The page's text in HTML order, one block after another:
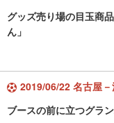
グッズ売り場の目玉商
ん」
2019/06/22 名古屋
ブースの前に立つグラ